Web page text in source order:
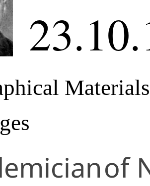
Materials
of